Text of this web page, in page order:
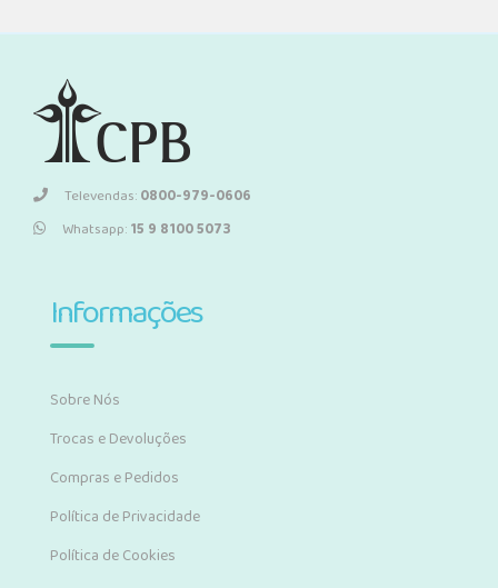
Televendas:0800-979-0606
Whatsapp:15 9 8100 5073
Informações
Sobre Nós
Trocas e Devoluções
Compras e Pedidos
Política de Privacidade
Política de Cookies